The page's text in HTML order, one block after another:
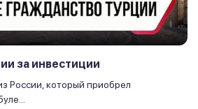
за инвестиции
России, который приобрел